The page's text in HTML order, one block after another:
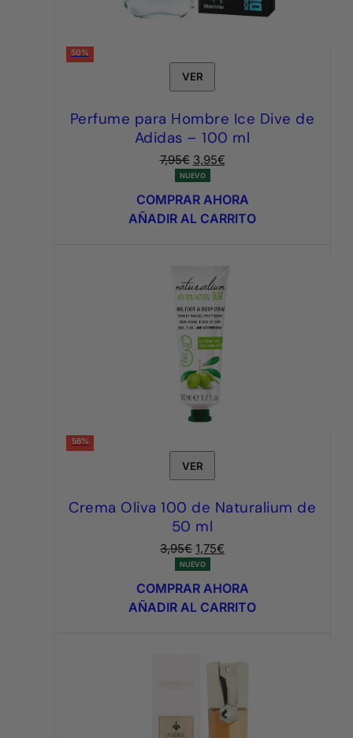
50%
VER
Perfume para Hombre Ice Dive de
Adidas – 100 ml
7,95€ El
precio
original
era:
3,95€El
actual
es:
NUEVO
COMPRAR AHORA
AÑADIR AL CARRITO
56%
VER
Crema Oliva 100 de Naturalium de
50 ml
3,95€ El
precio
original
era:
1,75€
actual
es:
NUEVO
COMPRAR AHORA
AÑADIR AL CARRITO